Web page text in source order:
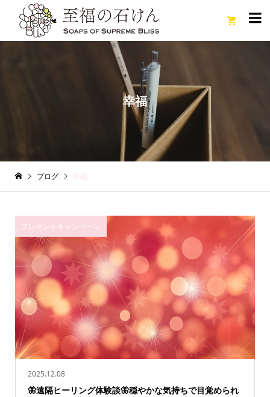

幸福
ブログ 幸福
2025.12.08
🦋遠隔ヒーリング体験談🦋穏やかな気持ちで目覚められ
プレゼントキャンペーン